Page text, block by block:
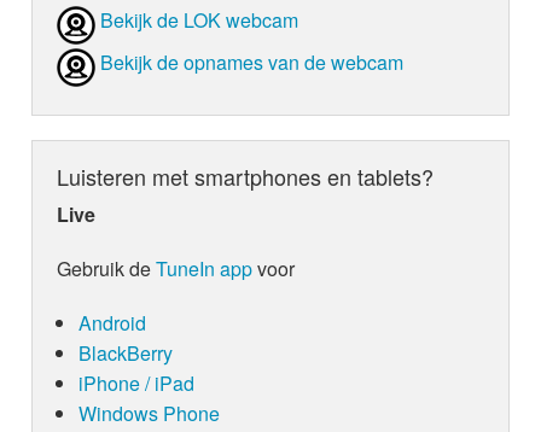
Bekijk de LOK webcam
Bekijk de opnames van de webcam
Luisteren met smartphones en tablets?
Live
Gebruik deTuneIn appvoor
Android
BlackBerry
iPhone / iPad
Windows Phone